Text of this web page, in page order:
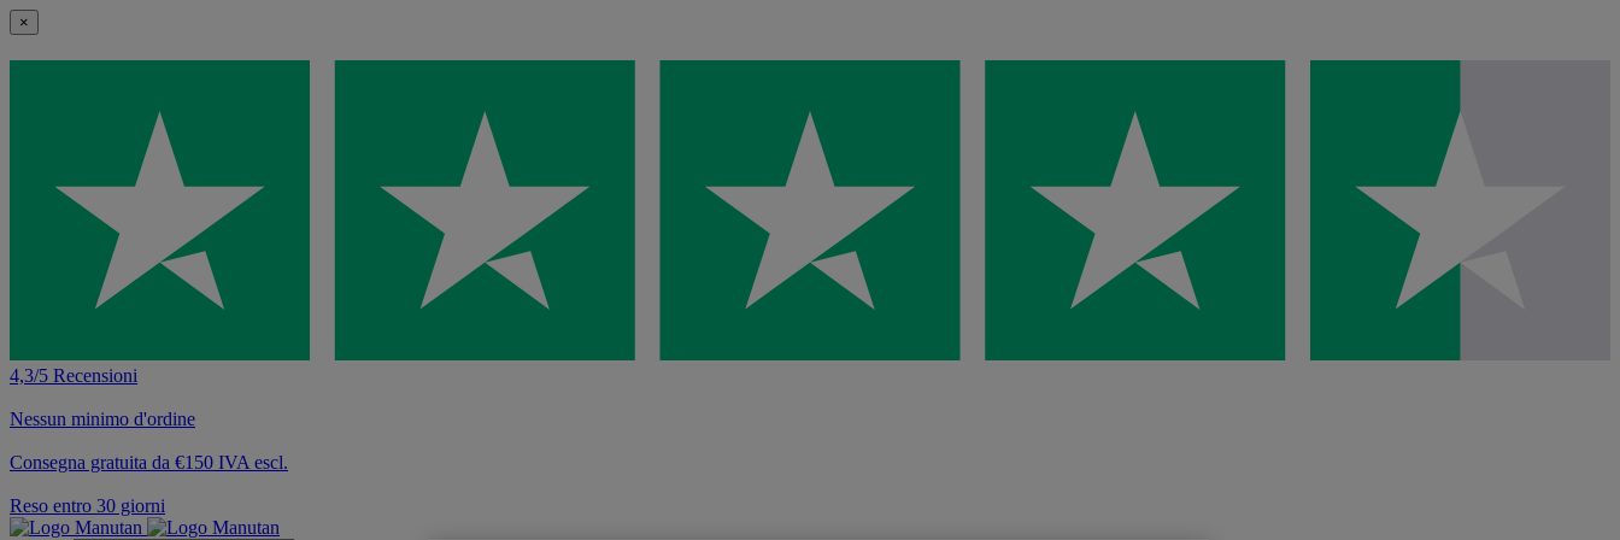
×
4,3/5 Recensioni
Nessun minimo d'ordine
Consegna gratuita da €150 IVA escl.
Reso entro 30 giorni